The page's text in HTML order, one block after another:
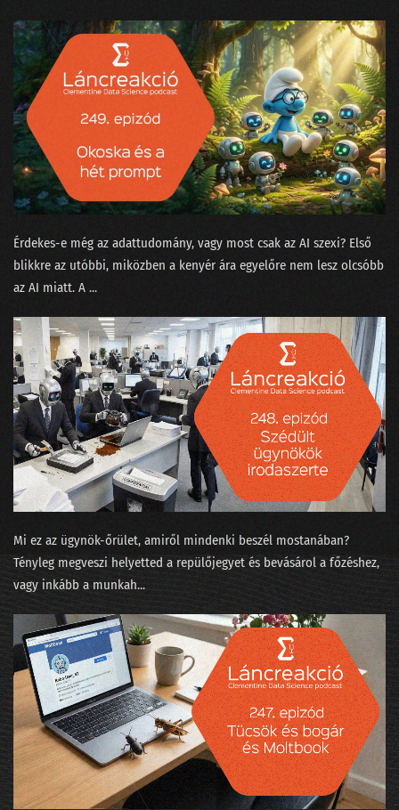
071 - Ada Lovelace, az első programozó nő
070 - Történetmesélés adatvizualizációval
069 - Mekkora az adatértés minimuma?
068 - Gépi tanulás a kiállítóteremben
067 - Mókusvakítás-e a hiperperszonalizáció?
066 - A Nagy Gravity-exit
065 - MNB Fintech jelentés
063 - A nagy cicabűnöző, mint általános MI
062 - Halott színészek hamis videókban
061 - Az AI hőse és egy robot fényképezőgép nélkül
060 - Felesleges AI és a hasznos szuperappok
059 - Yang Győző: nyelvi modellek
057 - Quora.com barangolás a gépi tanulás körül
056 - Tikk Domonkos: Az ajánlórendszer-üzlet
055 - A gépi tanulás algoritmusai
054 - Tényleg, milyen nagy a Big Data?
053 - Tikk Domonkos: a Gravity-sztori
052 - Boldog születésnap
051 - A híres hibahatár, ami sokkal nagyobb
Érdekes-e még az adattudomány, vagy most csak az AI szexi? Első
blikkre az utóbbi, miközben a kenyér ára egyelőre nem lesz olcsóbb
az AI miatt. A ...
Mi ez az ügynök-őrület, amiről mindenki beszél mostanában?
Tényleg megveszi helyetted a repülőjegyet és bevásárol a főzéshez,
vagy inkább a munkah...